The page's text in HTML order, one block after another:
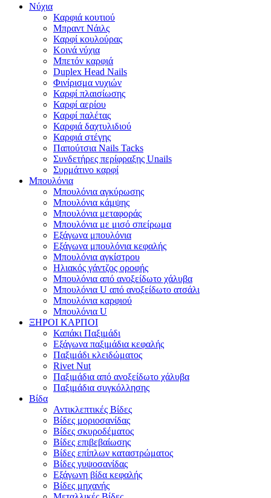
Νύχια
Καρφιά κουτιού
Μπραντ Νάιλς
Καρφί κουλούρας
Κοινά νύχια
Μπετόν καρφιά
Duplex Head Nails
Φινίρισμα νυχιών
Καρφί πλαισίωσης
Καρφί αερίου
Καρφί παλέτας
Καρφιά δαχτυλιδιού
Καρφιά στέγης
Παπούτσια Nails Tacks
Συνδετήρες περίφραξης Unails
Συρμάτινο καρφί
Μπουλόνια
Μπουλόνια αγκύρωσης
Μπουλόνια κάμψης
Μπουλόνια μεταφοράς
Μπουλόνια με μισό σπείρωμα
Εξάγωνα μπουλόνια
Εξάγωνα μπουλόνια κεφαλής
Μπουλόνια αγκίστρου
Ηλιακός γάντζος οροφής
Μπουλόνια από ανοξείδωτο χάλυβα
Μπουλόνια U από ανοξείδωτο ατσάλι
Μπουλόνια καρφιού
Μπουλόνια U
ΞΗΡΟΙ ΚΑΡΠΟΙ
Καπάκι Παξιμάδι
Εξάγωνα παξιμάδια κεφαλής
Παξιμάδι κλειδώματος
Rivet Nut
Παξιμάδια από ανοξείδωτο χάλυβα
Παξιμάδια συγκόλλησης
Βίδα
Αντικλεπτικές Βίδες
Βίδες μοριοσανίδας
Βίδες σκυροδέματος
Βίδες επιβεβαίωσης
Βίδες επίπλων καταστρώματος
Βίδες γυψοσανίδας
Εξάγωνη βίδα κεφαλής
Βίδες μηχανής